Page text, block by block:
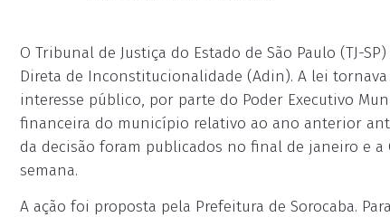
O Tribunal de Justiça do Estado de São Paulo (TJ-
Direta de Inconstitucionalidade (Adin). A lei
interesse público, por parte do Poder Executivo
financeira do município relativo ao ano anterior
da decisão foram publicados no final de janeiro e a
semana.
A ação foi proposta pela Prefeitura de Sorocaba.